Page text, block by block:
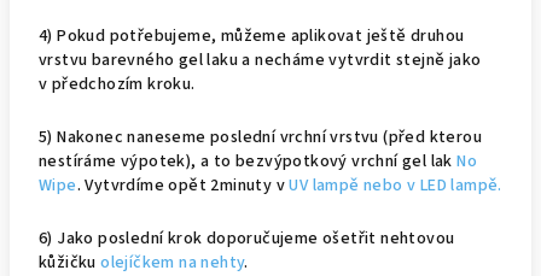
4) Pokud potřebujeme, můžeme aplikovat ještě druhou
vrstvu barevného gel laku a necháme vytvrdit stejně jako
v předchozím kroku.
5) Nakonec naneseme poslední vrchní vrstvu (před kterou
nestíráme výpotek), a to bezvýpotkový vrchní gel lakNo
Wipe. Vytvrdíme opět 2minuty vUV lampě nebo v LED lampě.
6) Jako poslední krok doporučujeme ošetřit nehtovou
kůžičkuolejíčkem na nehty.